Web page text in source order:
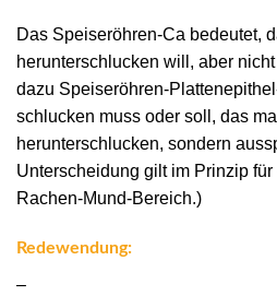
Das Speiseröhren-Ca bedeutet,
herunterschlucken will, aber
dazu Speiseröhren-
schlucken muss oder soll, das
herunterschlucken, sondern
Unterscheidung gilt im Prinzip
Rachen-Mund-Bereich.)
Redewendung:
–